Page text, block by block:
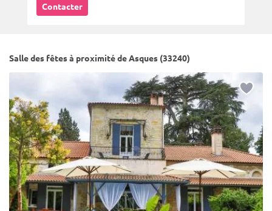
Contacter
Salle des fêtes à proximité de Asques (33240)